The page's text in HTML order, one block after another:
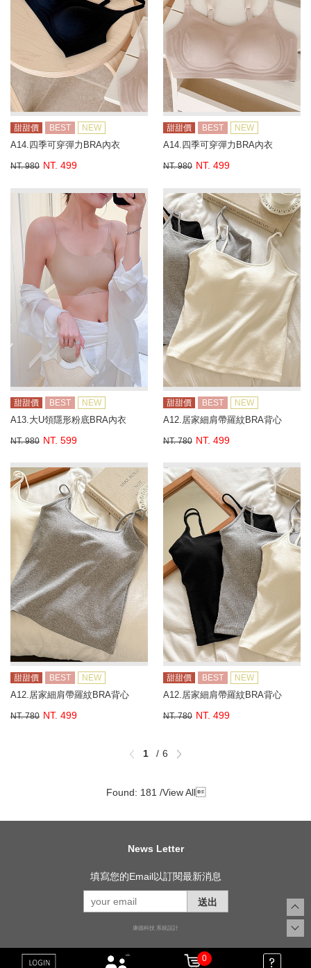
甜甜價 BEST NEW
A14.四季可穿彈力BRA內衣
NT. 980 NT. 499
甜甜價 BEST NEW
A14.四季可穿彈力BRA內衣
NT. 980 NT. 499
甜甜價 BEST NEW
A13.大U領隱形粉底BRA內衣
NT. 980 NT. 599
甜甜價 BEST NEW
A12.居家細肩帶羅紋BRA背心
NT. 780 NT. 499
甜甜價 BEST NEW
A12.居家細肩帶羅紋BRA背心
NT. 780 NT. 499
甜甜價 BEST NEW
A12.居家細肩帶羅紋BRA背心
NT. 780 NT. 499
1 6
Found: 181 /View All
News Letter
填寫您的Email以訂閱最新消息
送出
康德科技 系統設計
0